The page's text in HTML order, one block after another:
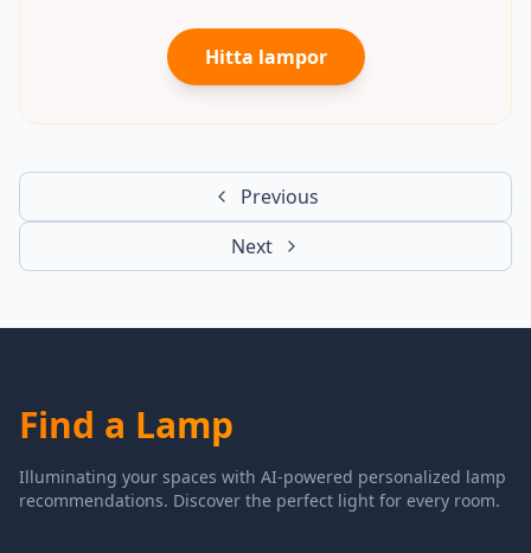
Hitta lampor
Previous
Next
Find a Lamp
Illuminating your spaces with AI-powered personalized lamp
recommendations. Discover the perfect light for every room.